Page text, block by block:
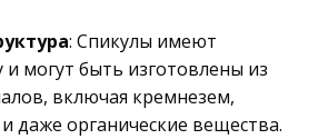
: Спикулы имеют
могут быть изготовлены из
включая кремнезем,
даже органические вещества.